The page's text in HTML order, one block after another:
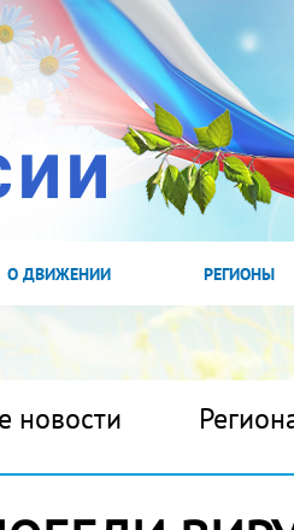
О ДВИЖЕНИИ РЕГИОНЫ
новости